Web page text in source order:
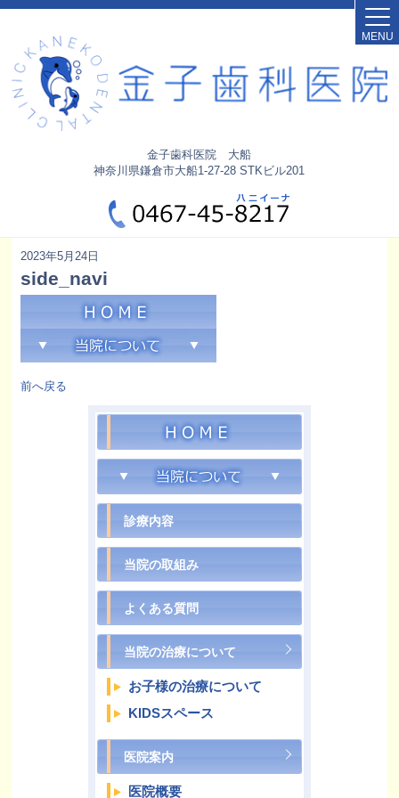
金子歯科医院 大船
神奈川県鎌倉市大船1-27-28 STKビル201
MENU
2023年5月24日
side_navi
前へ戻る
診療内容
当院の取組み
よくある質問
当院の治療について
お子様の治療について
KIDSスペース
医院案内
医院概要